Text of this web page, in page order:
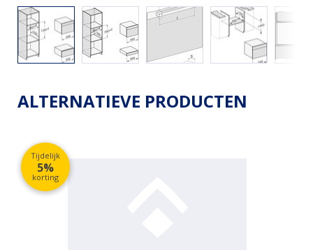
ALTERNATIEVE PRODUCTEN
Tijdelijk
5%
korting